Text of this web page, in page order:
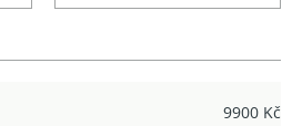
9900 Kč